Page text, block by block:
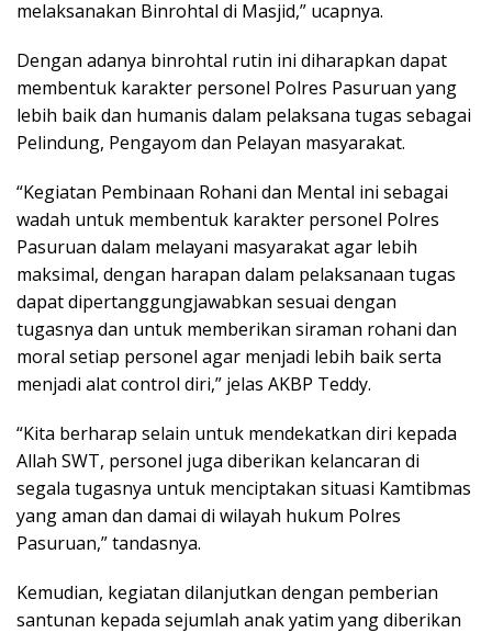
melaksanakan Binrohtal di Masjid,” ucapnya.
Dengan adanya binrohtal rutin ini diharapkan dapat
membentuk karakter personel Polres Pasuruan yang
lebih baik dan humanis dalam pelaksana tugas sebagai
Pelindung, Pengayom dan Pelayan masyarakat.
“Kegiatan Pembinaan Rohani dan Mental ini sebagai
wadah untuk membentuk karakter personel Polres
Pasuruan dalam melayani masyarakat agar lebih
maksimal, dengan harapan dalam pelaksanaan tugas
dapat dipertanggungjawabkan sesuai dengan
tugasnya dan untuk memberikan siraman rohani dan
moral setiap personel agar menjadi lebih baik serta
menjadi alat control diri,” jelas AKBP Teddy.
“Kita berharap selain untuk mendekatkan diri kepada
Allah SWT, personel juga diberikan kelancaran di
segala tugasnya untuk menciptakan situasi Kamtibmas
yang aman dan damai di wilayah hukum Polres
Pasuruan,” tandasnya.
Kemudian, kegiatan dilanjutkan dengan pemberian
santunan kepada sejumlah anak yatim yang diberikan